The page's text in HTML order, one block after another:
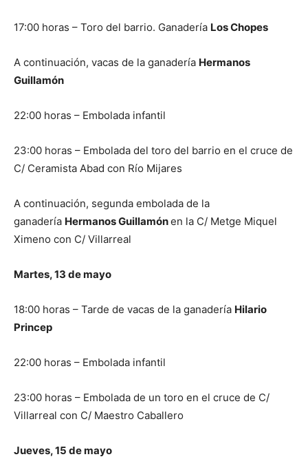
17:00 horas – Toro del barrio. Ganadería Los Chopes
A continuación, vacas de la ganadería Hermanos
Guillamón
22:00 horas – Embolada infantil
23:00 horas – Embolada del toro del barrio en el cruce de
C/ Ceramista Abad con Río Mijares
A continuación, segunda embolada de la
ganadería Hermanos Guillamónen la C/ Metge Miquel
Ximeno con C/ Villarreal
Martes, 13 de mayo
18:00 horas – Tarde de vacas de la ganadería Hilario
Princep
22:00 horas – Embolada infantil
23:00 horas – Embolada de un toro en el cruce de C/
Villarreal con C/ Maestro Caballero
Jueves, 15 de mayo